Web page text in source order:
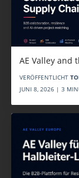
AE Valley and
VERÖFFENTLICHT
JUNI 8, 2026 | 3